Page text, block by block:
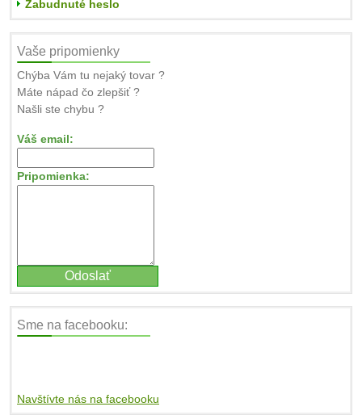
Zabudnuté heslo
Vaše pripomienky
Chýba Vám tu nejaký tovar ?
Máte nápad čo zlepšiť ?
Našli ste chybu ?
Váš email:
Pripomienka:
Sme na facebooku:
Navštívte nás na facebooku